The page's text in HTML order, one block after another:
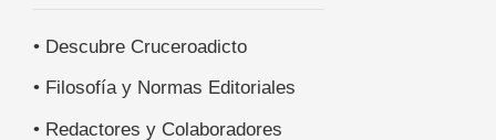
• Descubre Cruceroadicto
• Filosofía y Normas Editoriales
• Redactores y Colaboradores